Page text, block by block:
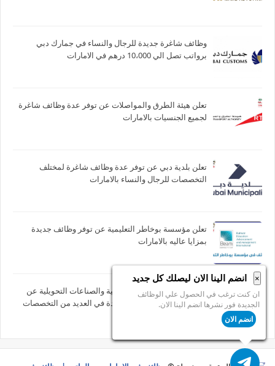
× انضم الينا الان ليصلك كل جديد
ان كنت ترغب في الحصول علي الوظائف
الجديدة فور نشرها انضم الينا الان.
انضم الان
وظائف شاغرة جديدة للرجال والنساء في جمارك دبي
برواتب تصل الي 10،000 درهم في الامارات
تعلن هيئة الطرق والمواصلات عن توفر عدة وظائف شاغرة
لجميع الجنسيات بالامارات
تعلن بلدية دبي عن توفر عدة وظائف شاغرة لمختلف
التخصصات للرجال والنساء بالامارات
تعلن مؤسسة بوخاطر التعليمية عن توفر وظائف جديدة
بمزايا عاليه بالامارات
تعلن شركة غلفا للمياه المعدنية والصناعات التحويلية عن
توفر عدة وظائف شاغرة جديدة في العديد من التخصصات